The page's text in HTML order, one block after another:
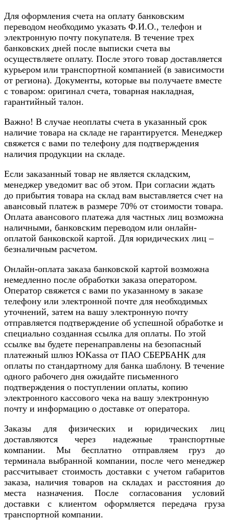
Для оформления счета на оплату банковским
переводом необходимо указать Ф.И.О., телефон и
электронную почту покупателя. В течение трех
банковских дней после выписки счета вы
осуществляете оплату. После этого товар доставляется
курьером или транспортной компанией (в зависимости
от региона). Документы, которые вы получаете вместе
с товаром: оригинал счета, товарная накладная,
гарантийный талон.
Важно! В случае неоплаты счета в указанный срок
наличие товара на складе не гарантируется. Менеджер
свяжется с вами по телефону для подтверждения
наличия продукции на складе.
Если заказанный товар не является складским,
менеджер уведомит вас об этом. При согласии ждать
до прибытия товара на склад вам выставляется счет на
авансовый платеж в размере 70% от стоимости товара.
Оплата авансового платежа для частных лиц возможна
наличными, банковским переводом или онлайн-
оплатой банковской картой. Для юридических лиц –
безналичным расчетом.
Онлайн-оплата заказа банковской картой возможна
немедленно после обработки заказа оператором.
Оператор свяжется с вами по указанному в заказе
телефону или электронной почте для необходимых
уточнений, затем на вашу электронную почту
отправляется подтверждение об успешной обработке и
специально созданная ссылка для оплаты. По этой
ссылке вы будете перенаправлены на безопасный
платежный шлюз ЮKassa от ПАО СБЕРБАНК для
оплаты по стандартному для банка шаблону. В течение
одного рабочего дня ожидайте письменного
подтверждения о поступлении оплаты, копию
электронного кассового чека на вашу электронную
почту и информацию о доставке от оператора.
Заказы для физических и юридических лиц
доставляются через надежные транспортные
компании. Мы бесплатно отправляем груз до
терминала выбранной компании, после чего менеджер
рассчитывает стоимость доставки с учетом габаритов
заказа, наличия товаров на складах и расстояния до
места назначения. После согласования условий
доставки с клиентом оформляется передача груза
транспортной компании.